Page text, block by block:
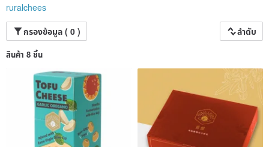
washed over time, which makes people feel the simple beauty of daily life. After
fate made me the son-in-law of Yilan, I decided to give a new flavor to the
Lanyang family delicacy "fermented bean curd" in order to continue the original
touch that the food brought to me at home.
║ We want to tell you: "Tofu is no longer just a side dish with porridge in
memory, but a cheese that represents Eastern culture." Its rich taste of soy milk
with moderate salty and sweet taste is paired with extra virgin olive oil, and it is
silky smooth on the tongue. In terms of taste, the soy cheese from Yilan can
also be transformed into a delicious nugget.
ruralchees
กรองข้อมูล ( 0 )
ลำดับ
สินค้า 8 ชิ้น